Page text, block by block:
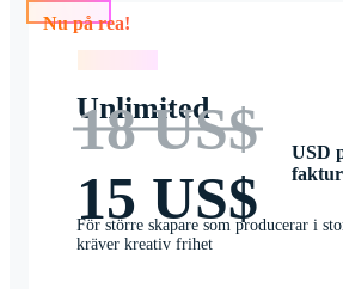
Nu på rea!
Unlimited
18 US$
15 US$
USD
För större skapare som producerar i
kräver kreativ frihet